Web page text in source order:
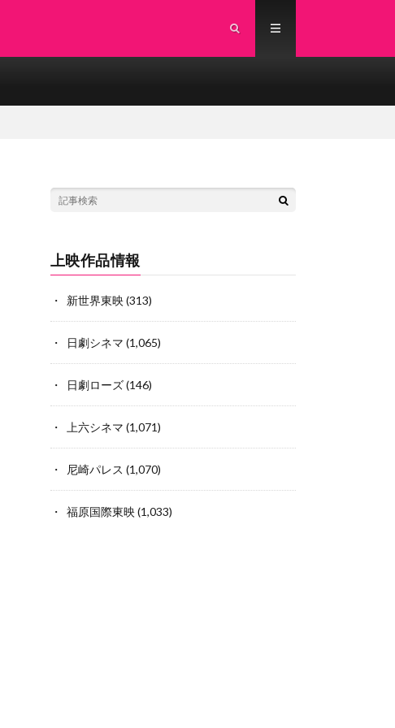
上映作品情報
新世界東映(313)
日劇シネマ (1,065)
日劇ローズ(146)
上六シネマ (1,071)
尼崎パレス (1,070)
福原国際東映(1,033)